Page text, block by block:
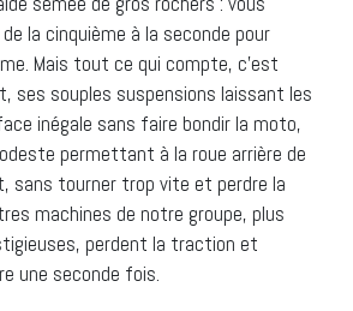
la cinquième à la seconde pour
Mais tout ce qui compte, c’est
ses souples suspensions laissant les
inégale sans faire bondir la moto,
permettant à la roue arrière de
sans tourner trop vite et perdre la
machines de notre groupe, plus
perdent la traction et
une seconde fois.